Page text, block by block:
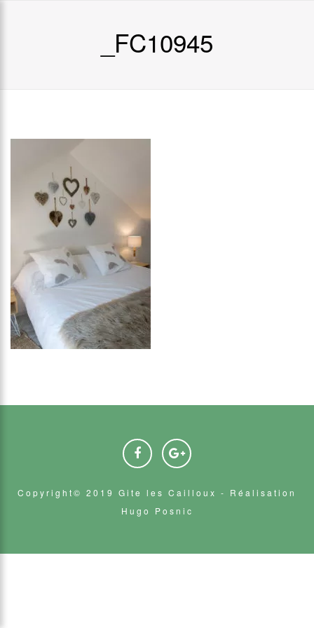
_FC10945
Copyright© 2019 Gite les Cailloux - Réalisation
Hugo Posnic